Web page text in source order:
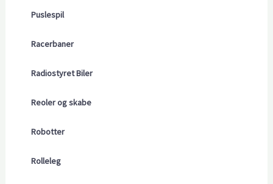
Puslespil
Racerbaner
Radiostyret Biler
Reoler og skabe
Robotter
Rolleleg